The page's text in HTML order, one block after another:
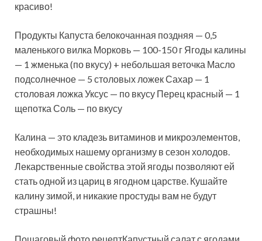
красиво!
Продукты Капуста белокочанная поздняя — 0,5
маленького вилка Морковь — 100-150 г Ягоды калины
— 1 жменька (по вкусу) + небольшая веточка Масло
подсолнечное — 5 столовых ложек Сахар — 1
столовая ложка Уксус — по вкусу Перец красный — 1
щепотка Соль — по вкусу
Калина — это кладезь витаминов и микроэлементов,
необходимых нашему организму в сезон холодов.
Лекарственные свойства этой ягоды позволяют ей
стать одной из цариц в ягодном царстве. Кушайте
калину зимой, и никакие простуды вам не будут
страшны!